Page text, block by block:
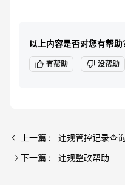
以上内容是否对您有帮助
有帮助 没帮助
上一篇 : 违规管控记录查
下一篇 : 违规整改帮助